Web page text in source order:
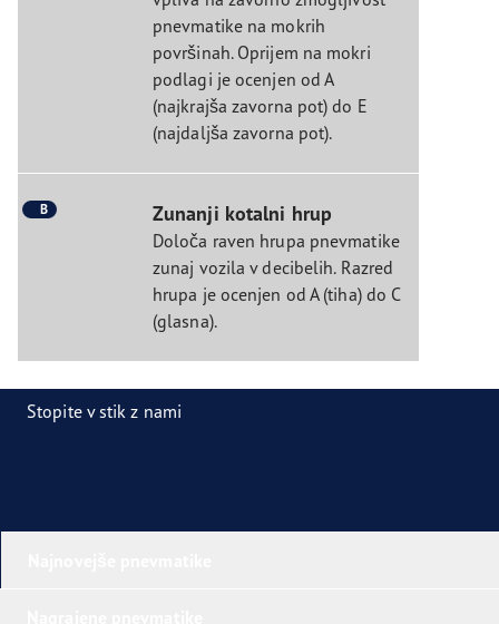
pnevmatike na mokrih
površinah. Oprijem na mokri
podlagi je ocenjen od A
(najkrajša zavorna pot) do E
(najdaljša zavorna pot).
B Zunanji kotalni hrup
Določa raven hrupa pnevmatike
zunaj vozila v decibelih. Razred
hrupa je ocenjen od A (tiha) do C
(glasna).
Stopite v stik z nami